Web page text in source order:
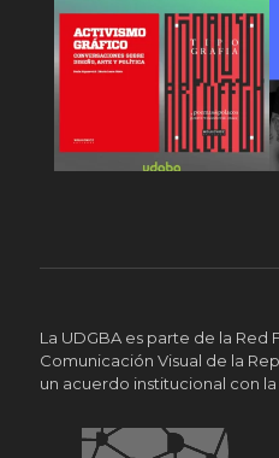
La UDGBA es parte de la Red
Comunicación Visual de la
un acuerdo institucional con la